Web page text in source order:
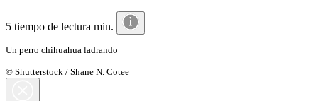
5 tiempo de lectura min.
Un perro chihuahua ladrando
© Shutterstock / Shane N. Cotee